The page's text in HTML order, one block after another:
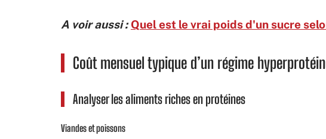
A voir aussi : Quel est le vrai poids d'un sucre
Coût mensuel typique d’un régime
Analyser les aliments riches en protéines
Viandes et poissons